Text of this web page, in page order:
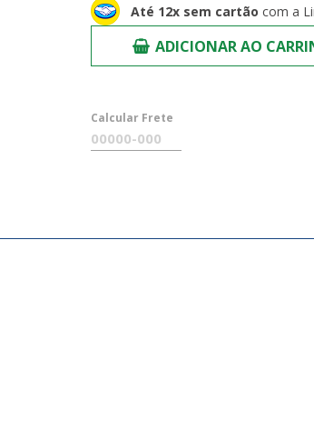
Até 12x sem cartão com a
ADICIONAR AO
Calcular Frete